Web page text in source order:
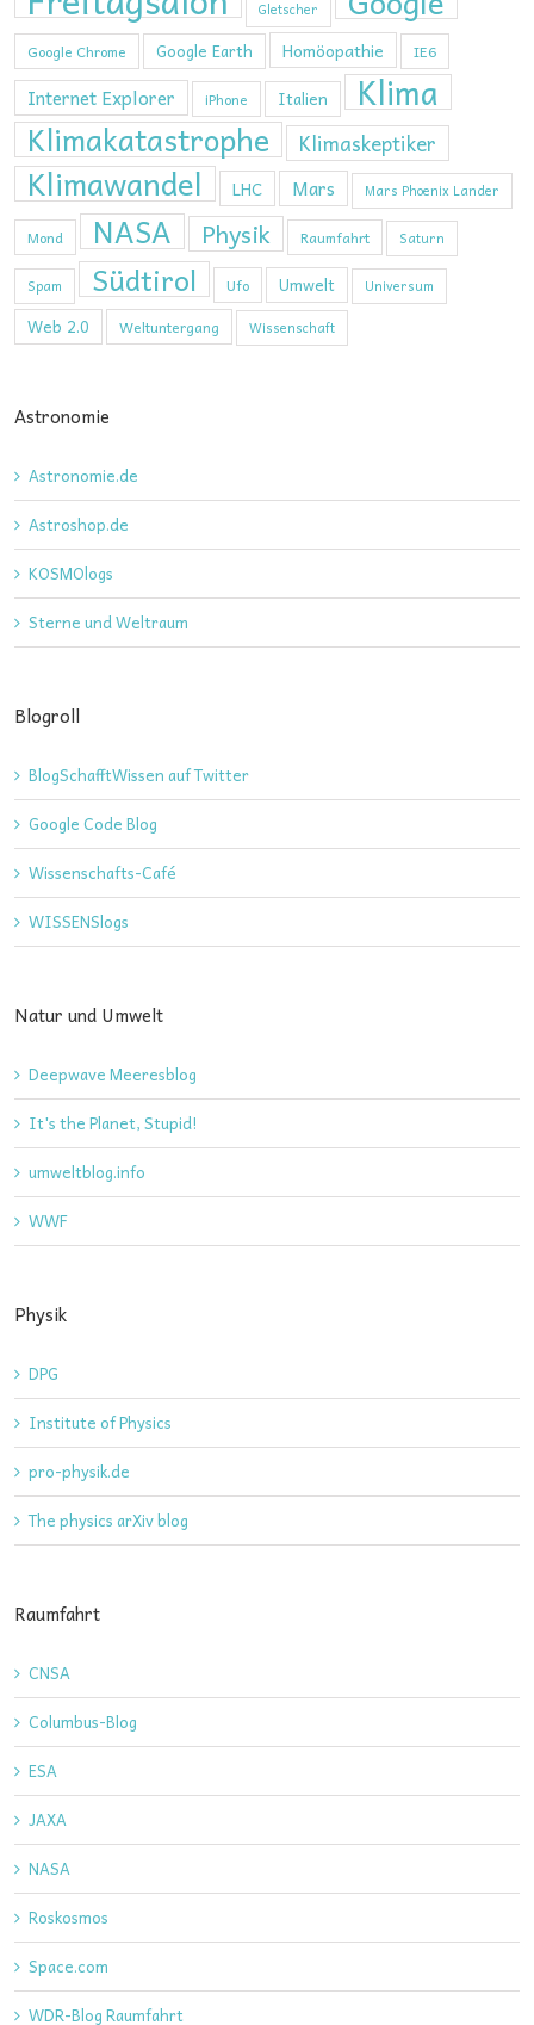
Gletscher
Google Chrome Google Earth Homöopathie IE6
Internet Explorer iPhone Italien Klima
Klimakatastrophe Klimaskeptiker
Klimawandel LHC Mars Mars Phoenix Lander
Mond NASA Physik Raumfahrt Saturn
Spam Südtirol Ufo Umwelt Universum
Web 2.0 Weltuntergang Wissenschaft
Astronomie
Astronomie.de
Astroshop.de
KOSMOlogs
Sterne und Weltraum
Blogroll
BlogSchafftWissen auf Twitter
Google Code Blog
Wissenschafts-Café
WISSENSlogs
Natur und Umwelt
Deepwave Meeresblog
It's the Planet, Stupid!
umweltblog.info
WWF
Physik
DPG
Institute of Physics
pro-physik.de
The physics arXiv blog
Raumfahrt
CNSA
Columbus-Blog
ESA
JAXA
NASA
Roskosmos
Space.com
WDR-Blog Raumfahrt